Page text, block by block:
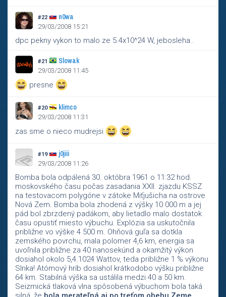
#22 n0wa
29/03/2008 15:21
dpc pekny vykon to malo ze 5.4x10^24 W, jebosleha..
#21 Slowak
29/03/2008 11:45
presne
#20 klimco
29/03/2008 11:31
zas sme o nieco mudrejsi
#19 j0jiii
29/03/2008 11:26
Bomba bola odpálená 30. októbra 1961 o 11:32 hod.
moskovského času počas zasadania XXII. zjazdu KSSZ
na testovacom polygóne v zátoke Miťjušicha na ostrove
Nová Zem. Bomba bola zhodená z výšky 10 000 m a jej
pád bol zbrzdený padákom, aby lietadlo malo dostatok
času opustiť miesto výbuchu. Explózia sa uskutočnila
približne vo výške 4 500 m. Ohňová guľa sa dotkla
zemského povrchu, mala polomer 4,6 km, energia sa
uvoľnila približne za 40 nanosekúnd a okamžitý výkon
dosiahol okolo 5,4.1024 Wattov, teda približne 1 % výkonu
Slnka! Atómový hríb dosiahol krátkodobo výšku približne
64 km. Stabilná výška sa ustálila medzi 40 a 50 km.
Seizmická tlaková vlna spôsobená výbuchom bola taká